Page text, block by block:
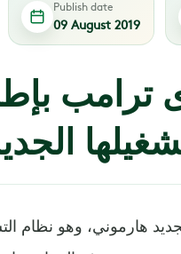
Publish date
09 August 2019
هارموني، وهو نظام